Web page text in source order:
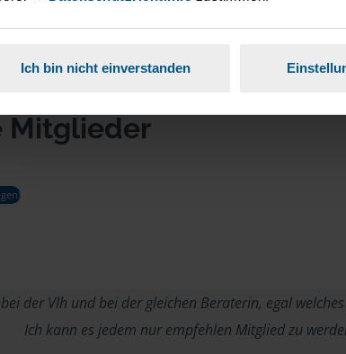
Ich bin nicht einverstanden
Mitglieder
der Vlh und bei der gleichen Beraterin, egal
Ich kann es jedem nur empfehlen Mitglied zu